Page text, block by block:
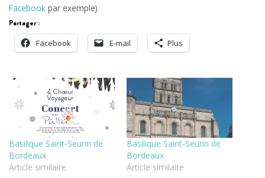
Facebook par exemple)
Partager :
Facebook
E-mail Plus
Basilique Saint-Seurin de
Bordeaux
Article similaire
Basilique Saint-Seurin de
Bordeaux
Article similaire